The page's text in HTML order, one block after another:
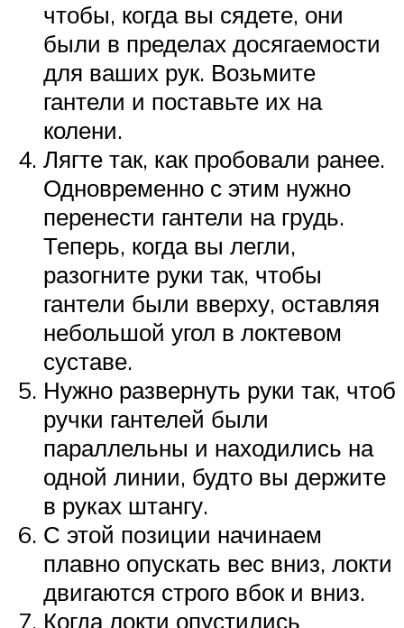
чтобы, когда вы сядете, они
были в пределах досягаемости
для ваших рук. Возьмите
гантели и поставьте их на
колени.
Лягте так, как пробовали ранее.
Одновременно с этим нужно
перенести гантели на грудь.
Теперь, когда вы легли,
разогните руки так, чтобы
гантели были вверху, оставляя
небольшой угол в локтевом
суставе.
Нужно развернуть руки так, чтоб
ручки гантелей были
параллельны и находились на
одной линии, будто вы держите
в руках штангу.
С этой позиции начинаем
плавно опускать вес вниз, локти
двигаются строго вбок и вниз.
Когда локти опустились